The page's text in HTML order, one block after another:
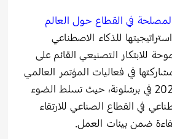
في القطاع حول العالم
للذكاء الاصطناعي
للابتكار التصنيعي القائم على
في فعاليات المؤتمر العالمي
للهواتف المحمولة 2026 في برشلونة، حيث تسلط الضوء
في القطاع الصناعي للارتقاء
ضمن بيئات العمل.